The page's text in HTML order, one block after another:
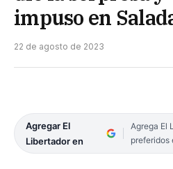
impuso en
22 de agosto de 2023
Agregar El
Libertador en
Agrega El
preferidos